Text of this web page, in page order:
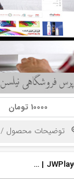
10000 تومان
توضیحات محصول /
پخش کننده قدرتمند JWPlayer WordPress plugin | JWPlayer